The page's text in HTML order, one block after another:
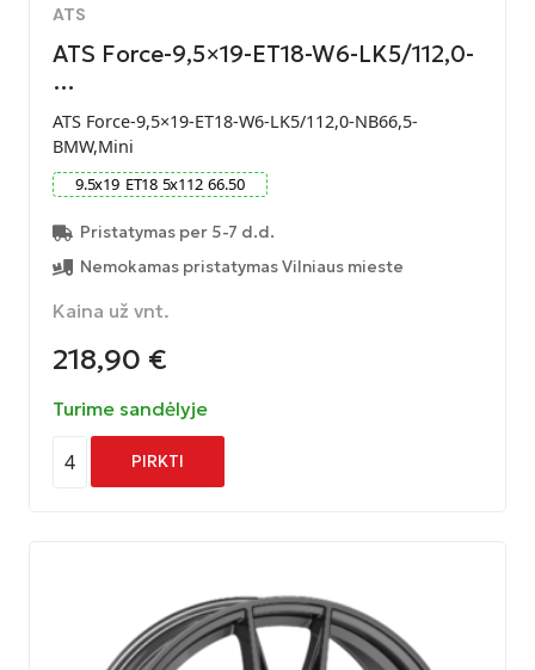
ATS
ATS Force-9,5×19-ET18-W6-LK5/112,0-
…
ATS Force-9,5×19-ET18-W6-LK5/112,0-NB66,5-
BMW,Mini
9.5x19 ET18 5x112 66.50
Pristatymas per 5-7 d.d.
Nemokamas pristatymas Vilniaus mieste
Kaina už vnt.
218,90 €
Turime sandėlyje
4 PIRKTI